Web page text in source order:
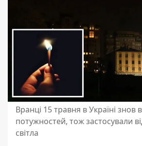
Вранці 15 травня в Україні знов
потужностей, тож застосували
світла